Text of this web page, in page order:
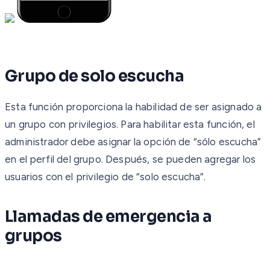
Grupo de solo escucha
Esta función proporciona la habilidad de ser asignado a
un grupo con privilegios. Para habilitar esta función, el
administrador debe asignar la opción de “sólo escucha”
en el perfil del grupo. Después, se pueden agregar los
usuarios con el privilegio de “solo escucha”.
Llamadas de emergencia a
grupos